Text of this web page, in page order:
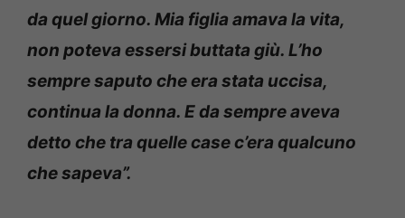
da quel giorno. Mia figlia amava la vita,
non poteva essersi buttata giù. L’ho
sempre saputo che era stata uccisa,
continua la donna. E da sempre aveva
detto che tra quelle case c’era qualcuno
che sapeva”.